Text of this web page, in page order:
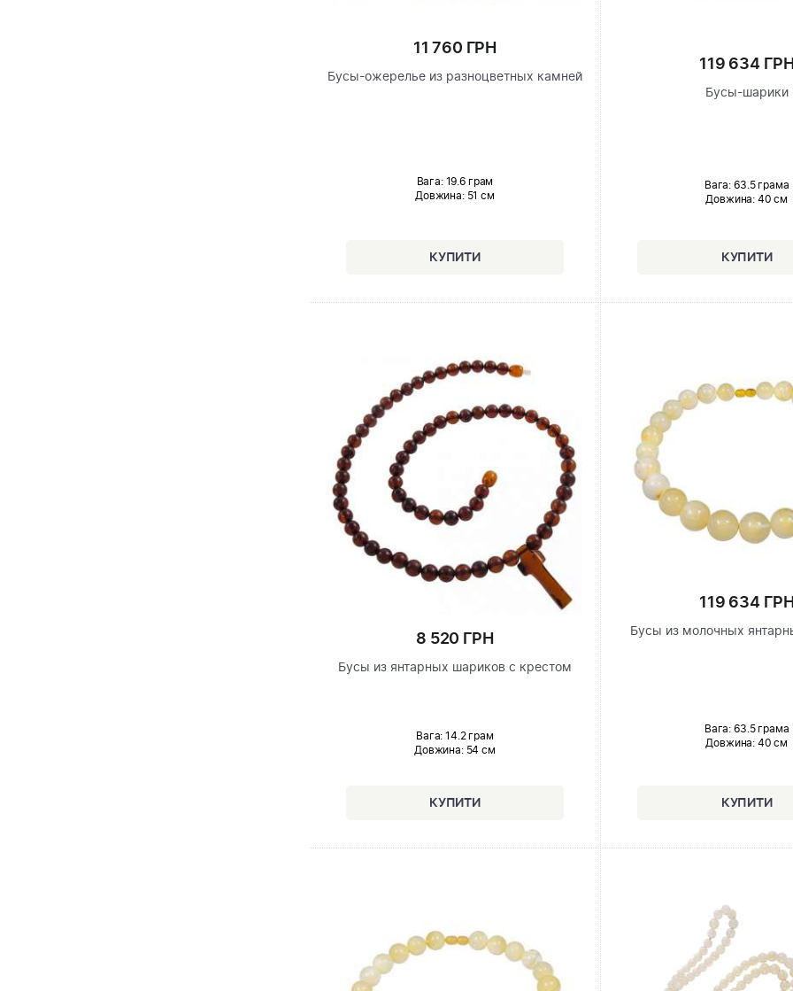
11 760 ГРН
Бусы-ожерелье из разноцветных камней
Вага: 19.6 грам
Довжина:51 см
119 634
Бусы-шарики
Вага: 63.5 грама
Довжина: 40 см
8 520 ГРН
Бусы из янтарных шариков с крестом
Вага: 14.2 грам
Довжина:54 см
119 634
Бусы из молочных
Вага: 63.5 грама
Довжина: 40 см